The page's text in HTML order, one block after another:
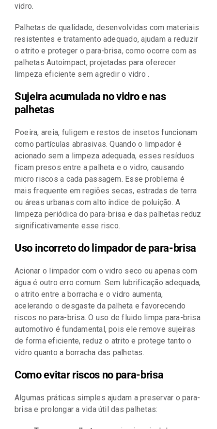
vidro.
Palhetas de qualidade, desenvolvidas com materiais
resistentes e tratamento adequado, ajudam a reduzir
o atrito e proteger o para-brisa, como ocorre com as
palhetas Autoimpact, projetadas para oferecer
limpeza eficiente sem agredir o vidro .
Sujeira acumulada no vidro e nas
palhetas
Poeira, areia, fuligem e restos de insetos funcionam
como partículas abrasivas. Quando o limpador é
acionado sem a limpeza adequada, esses resíduos
ficam presos entre a palheta e o vidro, causando
micro riscos a cada passagem. Esse problema é
mais frequente em regiões secas, estradas de terra
ou áreas urbanas com alto índice de poluição. A
limpeza periódica do para-brisa e das palhetas reduz
significativamente esse risco.
Uso incorreto do limpador de para-brisa
Acionar o limpador com o vidro seco ou apenas com
água é outro erro comum. Sem lubrificação adequada,
o atrito entre a borracha e o vidro aumenta,
acelerando o desgaste da palheta e favorecendo
riscos no para-brisa. O uso de fluido limpa para-brisa
automotivo é fundamental, pois ele remove sujeiras
de forma eficiente, reduz o atrito e protege tanto o
vidro quanto a borracha das palhetas.
Como evitar riscos no para-brisa
Algumas práticas simples ajudam a preservar o para-
brisa e prolongar a vida útil das palhetas: